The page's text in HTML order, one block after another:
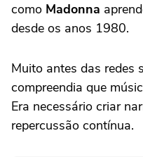
como Madonna
desde os anos 1980.
Muito antes das redes
compreendia que
Era necessário criar
repercussão contínua.